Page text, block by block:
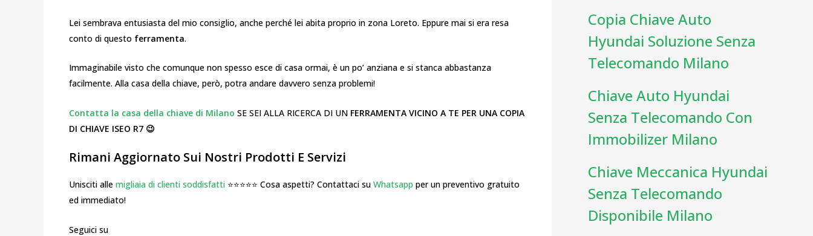
Lei sembrava entusiasta del mio consiglio, anche perché lei abita proprio in zona Loreto. Eppure mai si era resa
conto di questo ferramenta.
Immaginabile visto che comunque non spesso esce di casa ormai, è un po’ anziana e si stanca abbastanza
facilmente. Alla casa della chiave, però, potra andare davvero senza problemi!
Contatta la casa della chiave di Milano SE SEI ALLA RICERCA DI UN FERRAMENTA VICINO A TE PER UNA COPIA
DI CHIAVE ISEO R7 😉
Rimani Aggiornato Sui Nostri Prodotti E Servizi
Unisciti alle migliaia di clienti soddisfatti ⭐⭐⭐⭐⭐ Cosa aspetti? Contattaci su Whatsapp per un preventivo gratuito
ed immediato!
Seguici su
Copia Chiave Auto
Hyundai Soluzione Senza
Telecomando Milano
Chiave Auto Hyundai
Senza Telecomando Con
Immobilizer Milano
Chiave Meccanica Hyundai
Senza Telecomando
Disponibile Milano